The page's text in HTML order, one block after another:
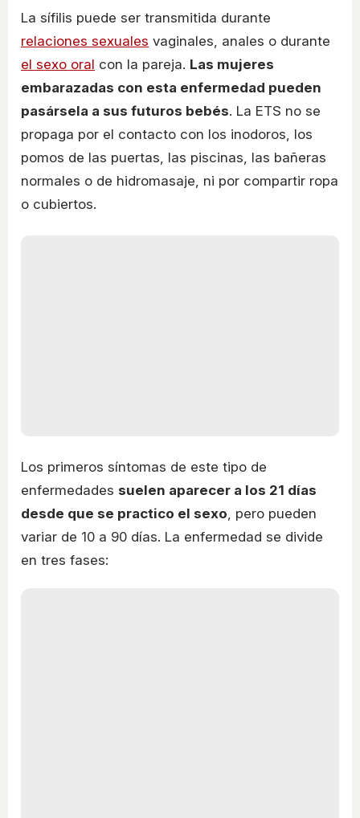
La sífilis puede ser transmitida durante
relaciones sexuales vaginales, anales o durante
el sexo oral con la pareja. Las mujeres
embarazadas con esta enfermedad pueden
pasársela a sus futuros bebés. La ETS no se
propaga por el contacto con los inodoros, los
pomos de las puertas, las piscinas, las bañeras
normales o de hidromasaje, ni por compartir ropa
o cubiertos.
Los primeros síntomas de este tipo de
enfermedades suelen aparecer a los 21 días
desde que se practico el sexo, pero pueden
variar de 10 a 90 días. La enfermedad se divide
en tres fases: